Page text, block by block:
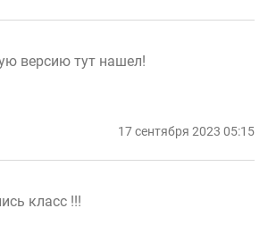
версию тут нашел!
17 сентября 2023 05:15
класс !!!